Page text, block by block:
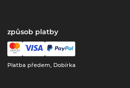
způsob platby
Platba předem, Dobírka